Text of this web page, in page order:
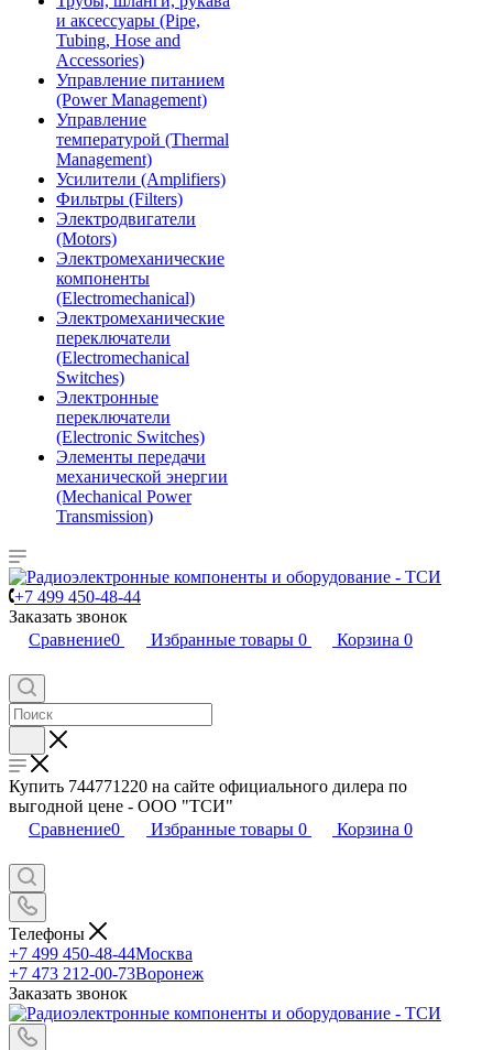
и аксессуары (Pipe,
Tubing, Hose and
Accessories)
Управление питанием
(Power Management)
Управление
температурой (Thermal
Management)
Усилители (Amplifiers)
Фильтры (Filters)
Электродвигатели
(Motors)
Электромеханические
компоненты
(Electromechanical)
Электромеханические
переключатели
(Electromechanical
Switches)
Электронные
переключатели
(Electronic Switches)
Элементы передачи
механической энергии
(Mechanical Power
Transmission)
+7 499 450-48-44
Заказать звонок
Сравнение0 Избранные товары 0 Корзина 0
Купить 744771220 на сайте официального дилера по
выгодной цене - ООО "ТСИ"
Сравнение0 Избранные товары 0 Корзина 0
Телефоны
+7 499 450-48-44Москва
+7 473 212-00-73Воронеж
Заказать звонок